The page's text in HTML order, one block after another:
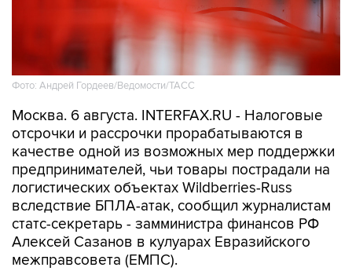
Фото: Андрей Гордеев/Ведомости/ТАСС
Москва. 6 августа. INTERFAX.RU - Налоговые
отсрочки и рассрочки прорабатываются в
качестве одной из возможных мер поддержки
предпринимателей, чьи товары пострадали на
логистических объектах Wildberries-Russ
вследствие БПЛА-атак, сообщил журналистам
статс-секретарь - замминистра финансов РФ
Алексей Сазанов в кулуарах Евразийского
межправсовета (ЕМПС).